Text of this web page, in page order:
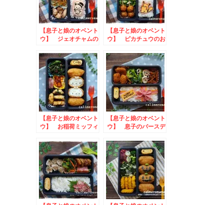
【息子と娘のオベント
ウ】 ジェオチャムの
【息子と娘のオベント
ウ】 ピカチュウのお
【息子と娘のオベント
ウ】 お稲荷ミッフィ
【息子と娘のオベント
ウ】 息子のバースデ
スのお弁当